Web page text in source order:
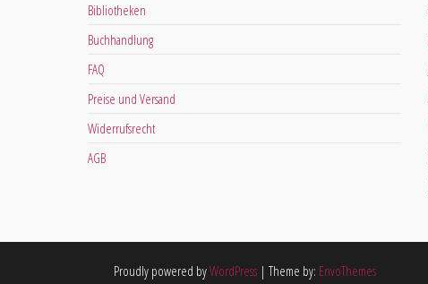
Bibliotheken
Buchhandlung
FAQ
Preise und Versand
Widerrufsrecht
AGB
Proudly powered byWordPress | Theme by: EnvoThemes